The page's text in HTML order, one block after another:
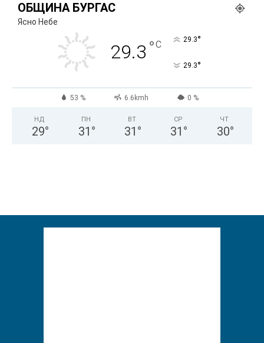
ОБЩИНА БУРГАС
Ясно Небе
29.3 °C 29.3°
29.3°
53 % 6.6kmh 0 %
НД
29°
ПН
31 °
ВТ
31 °
СР
31 °
ЧТ
30°